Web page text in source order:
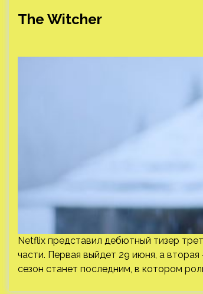
The Witcher
Netflix представил дебютный тизер
части. Первая выйдет 29 июня, а
сезон станет последним, в котором